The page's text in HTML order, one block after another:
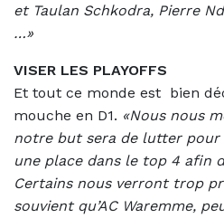
et Taulan Schkodra, Pierre
…»
VISER LES PLAYOFFS
Et tout ce monde est bien
mouche en D1. «Nous nous
notre but sera de lutter
une place dans le top 4 afin
Certains nous verront trop
souvient qu’AC Waremme,